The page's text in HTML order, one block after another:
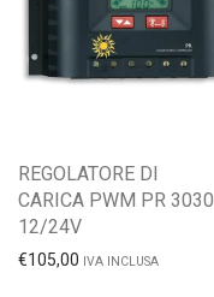
REGOLATORE DI
CARICA PWM PR 3030
12/24V
€105,00 IVA INCLUSA